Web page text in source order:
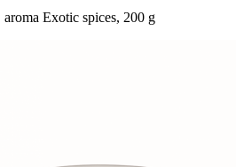
Exotic spices, 200 g